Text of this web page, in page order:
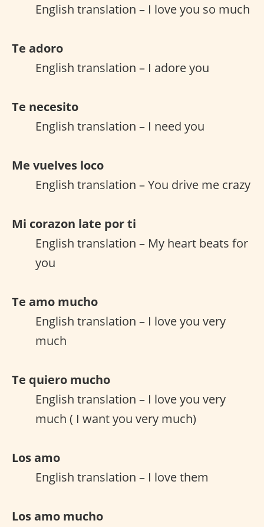
English translation – I love you so much
Te adoro
English translation – I adore you
Te necesito
English translation – I need you
Me vuelves loco
English translation – You drive me crazy
Mi corazon late por ti
English translation – My heart beats for
you
Te amo mucho
English translation – I love you very
much
Te quiero mucho
English translation – I love you very
much ( I want you very much)
Los amo
English translation – I love them
Los amo mucho